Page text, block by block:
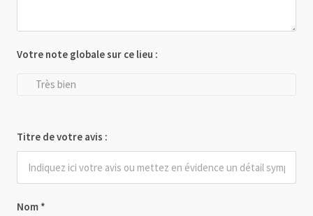
Nom *
Votre note globale sur ce lieu :
Très bien
Titre de votre avis :